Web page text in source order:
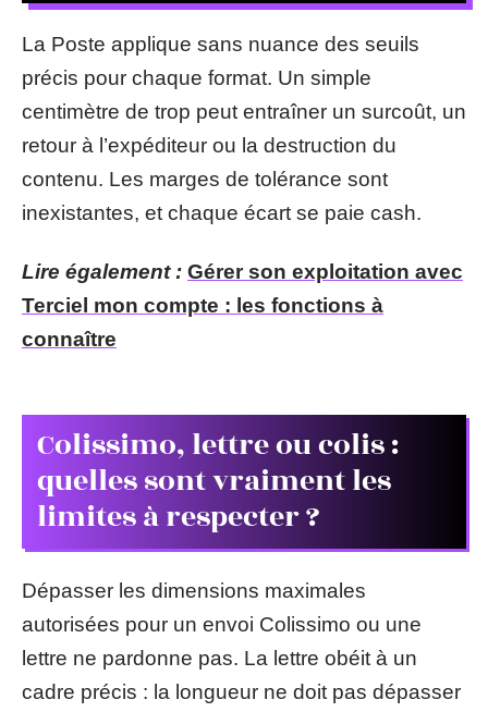
La Poste applique sans nuance des seuils
précis pour chaque format. Un simple
centimètre de trop peut entraîner un surcoût, un
retour à l’expéditeur ou la destruction du
contenu. Les marges de tolérance sont
inexistantes, et chaque écart se paie cash.
Lire également : Gérer son exploitation avec
Terciel mon compte : les fonctions à
connaître
Colissimo, lettre ou colis :
quelles sont vraiment les
limites à respecter ?
Dépasser les dimensions maximales
autorisées pour un envoi Colissimo ou une
lettre ne pardonne pas. La lettre obéit à un
cadre précis : la longueur ne doit pas dépasser